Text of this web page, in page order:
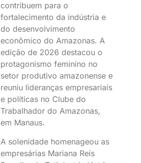
contribuem para o
fortalecimento da indústria e
do desenvolvimento
econômico do Amazonas. A
edição de 2026 destacou o
protagonismo feminino no
setor produtivo amazonense e
reuniu lideranças empresariais
e políticas no Clube do
Trabalhador do Amazonas,
em Manaus.
A solenidade homenageou as
empresárias Mariana Reis